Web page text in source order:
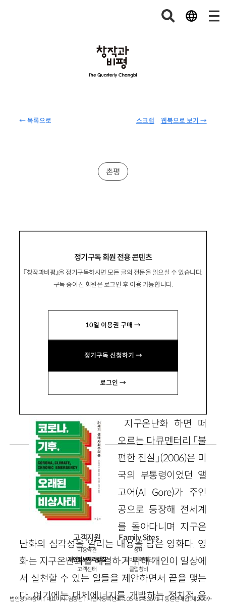
← 목록으로 웹북으로 보기 →
스크랩
정기구독 회원 전용 콘텐츠
『창작과비평』을 정기구독하시면 모든 글의 전문을 읽으실 수 있습니다.
구독 중이신 회원은 로그인 후 이용 가능합니다.
10일 이용권 구매 →
정기구독 신청하기 →
로그인 →
촌평
기후위기에 대응하라, 지금 당장!
성한아成翰雅
카이스트 인류세연구센터 연구원
ha.sung513@gmail.com
지구온난화 하면 떠
오르는 다큐멘터리 「불
편한 진실」(2006)은 미
국의 부통령이었던 앨
고어(Al Gore)가 주인
공으로 등장해 전세계
를 돌아다니며 지구온
난화의 심각성을 알리는 내용을 담은 영화다. 영
화는 지구온난화를 해결하기 위해 개인이 일상에
서 실천할 수 있는 일들을 제안하면서 끝을 맺는
다. 여기에는 대체에너지를 개발하는 정치적 움
고객지원
이용약관
개인정보처리방침
고객센터
Family Sites
창비
창비문화재단
클럽창비
법인명 : ㈜창비ㅣ대표이사 : 염종선ㅣ사업자등록번호 : 105-81-63672ㅣ통신판매업 : 제 2009-